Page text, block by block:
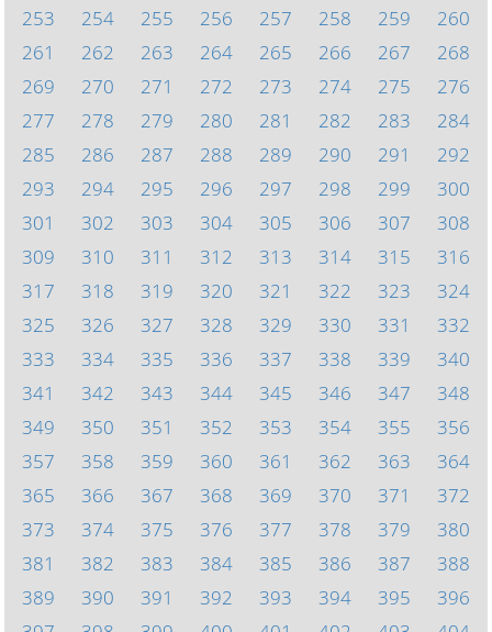
253
254 255 256 257 258 259
260
261
262 263 264 265 266 267
268
269
270 271 272 273 274 275
276
277
278 279 280 281 282 283
284
285
286 287 288 289 290 291
292
293
294 295 296 297 298 299
300
301
302 303 304 305 306 307
308
309
310 311 312 313 314 315
316
317
318 319 320 321 322 323
324
325
326 327 328 329 330 331
332
333
334 335 336 337 338 339
340
341
342 343 344 345 346 347
348
349
350 351 352 353 354 355
356
357
358 359 360 361 362 363
364
365
366 367 368 369 370 371
372
373
374 375 376 377 378 379
380
381
382 383 384 385 386 387
388
389
390 391 392 393 394 395
396